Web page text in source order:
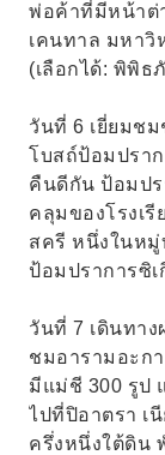
พ่อค้าที่มีหน้าต่า
เคนทาล มหาวิ
(เลือกได้: พิพิ
วันที่ 6 เยี่ยมช
โบสถ์ป้อมปรา
คืนดีกัน ป้อมปร
คลุมของโรงเ
สครี หนึ่งในห
ป้อมปราการซิเ
วันที่ 7 เดินทาง
ชมอารามอะก
มีแม่ชี 300 รูป
ไปที่ปิอาตรา เ
ครึ่งหนึ่งใต้ดิน